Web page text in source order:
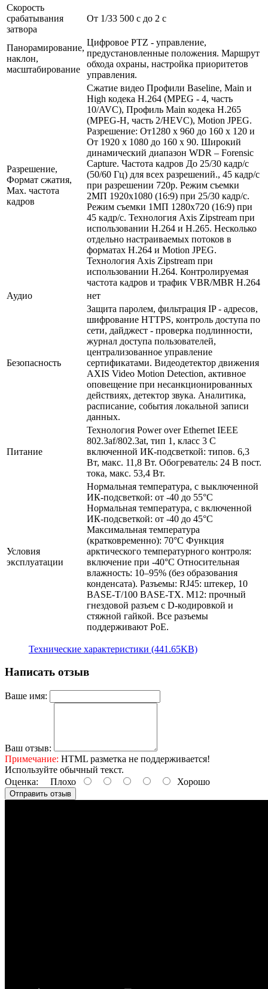
Скорость
срабатывания
затвора
От 1/33 500 с до 2 с
Панорамирование,
наклон,
масштабирование
Цифровое PTZ - управление,
предустановленные положения. Маршрут
обхода охраны, настройка приоритетов
управления.
Разрешение,
Формат сжатия,
Max. частота
кадров
Сжатие видео Профили Baseline, Main и
High кодека H.264 (MPEG - 4, часть
10/AVC), Профиль Main кодека H.265
(MPEG-H, часть 2/HEVC), Motion JPEG.
Разрешение: От1280 x 960 до 160 x 120 и
От 1920 x 1080 до 160 x 90. Широкий
динамический диапазон WDR – Forensic
Capture. Частота кадров До 25/30 кадр/с
(50/60 Гц) для всех разрешений., 45 кадр/с
при разрешении 720p. Режим съемки
2МП 1920x1080 (16:9) при 25/30 кадр/с.
Режим съемки 1МП 1280x720 (16:9) при
45 кадр/с. Технология Axis Zipstream при
использовании H.264 и H.265. Несколько
отдельно настраиваемых потоков в
форматах H.264 и Motion JPEG.
Технология Axis Zipstream при
использовании H.264. Контролируемая
частота кадров и трафик VBR/MBR H.264
Аудио
нет
Безопасность
Защита паролем, фильтрация IP - адресов,
шифрование HTTPS, контроль доступа по
сети, дайджест - проверка подлинности,
журнал доступа пользователей,
централизованное управление
сертификатами. Видеодетектор движения
AXIS Video Motion Detection, активное
оповещение при несанкционированных
действиях, детектор звука. Аналитика,
расписание, события локальной записи
данных.
Питание
Технология Power over Ethernet IEEE
802.3af/802.3at, тип 1, класс 3 С
включенной ИК-подсветкой: типов. 6,3
Вт, макс. 11,8 Вт. Обогреватель: 24 В пост.
тока, макс. 53,4 Вт.
Условия
эксплуатации
Нормальная температура, с выключенной
ИК-подсветкой: от -40 до 55°C
Нормальная температура, с включенной
ИК-подсветкой: от -40 до 45°C
Максимальная температура
(кратковременно): 70°C Функция
арктического температурного контроля:
включение при -40°C Относительная
влажность: 10–95% (без образования
конденсата). Разъемы: RJ45: штекер, 10
BASE-T/100 BASE-TX. M12: прочный
гнездовой разъем с D-кодировкой и
стяжной гайкой. Все разъемы
поддерживают PoE.
Технические характеристики (441.65KB)
Написать отзыв
Ваше имя:
Ваш отзыв:
Примечание: HTML разметка не поддерживается!
Используйте обычный текст.
Оценка: Плохо Хорошо
Отправить отзыв